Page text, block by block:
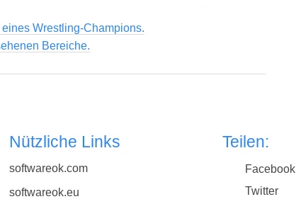
Wrestling-Champions.
Bereiche.
Nützliche Links
softwareok.com
softwareok.eu
Teilen:
Facebook
Twitter